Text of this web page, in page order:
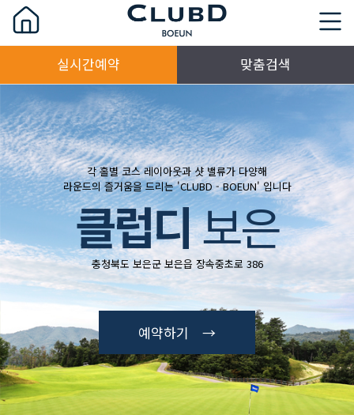
실시간예약 맞춤검색
각 홀별 코스 레이아웃과 샷 밸류가 다양해
라운드의 즐거움을 드리는 'CLUBD - BOEUN' 입니다
클럽디보은
충청북도 보은군 보은읍 장속중초로 386
예약하기 →